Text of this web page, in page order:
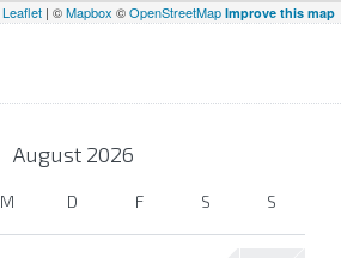
Leaflet | ©Mapbox ©OpenStreetMap Improve this map
August 2026
M D F S S